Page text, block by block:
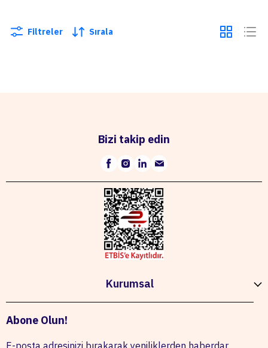
Filtreler Sırala
Bizi takip edin
Kurumsal
Abone Olun!